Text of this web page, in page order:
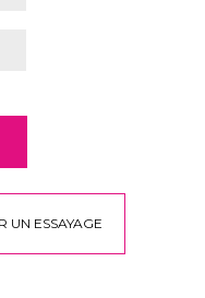
UN ESSAYAGE